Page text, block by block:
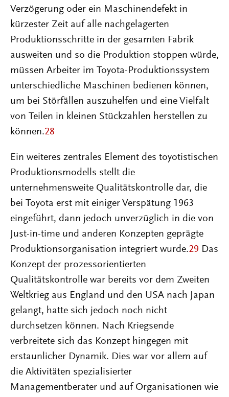
Verzögerung oder ein Maschinendefekt in
kürzester Zeit auf alle nachgelagerten
Produktionsschritte in der gesamten Fabrik
ausweiten und so die Produktion stoppen würde,
müssen Arbeiter im Toyota-Produktionssystem
unterschiedliche Maschinen bedienen können,
um bei Störfällen auszuhelfen und eine Vielfalt
von Teilen in kleinen Stückzahlen herstellen zu
können.28
Ein weiteres zentrales Element des toyotistischen
Produktionsmodells stellt die
unternehmensweite Qualitätskontrolle dar, die
bei Toyota erst mit einiger Verspätung 1963
eingeführt, dann jedoch unverzüglich in die von
Just-in-time und anderen Konzepten geprägte
Produktionsorganisation integriert wurde.29 Das
Konzept der prozessorientierten
Qualitätskontrolle war bereits vor dem Zweiten
Weltkrieg aus England und den USA nach Japan
gelangt, hatte sich jedoch noch nicht
durchsetzen können. Nach Kriegsende
verbreitete sich das Konzept hingegen mit
erstaunlicher Dynamik. Dies war vor allem auf
die Aktivitäten spezialisierter
Managementberater und auf Organisationen wie